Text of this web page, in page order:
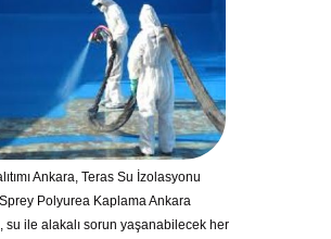
Ankara, Teras Su İzolasyonu
Polyurea Kaplama Ankara
su ile alakalı sorun yaşanabilecek her